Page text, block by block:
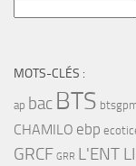
MOTS-CLÉS :
ap bac BTS
CHAMILO ebp
GRCF GRR L'ENT